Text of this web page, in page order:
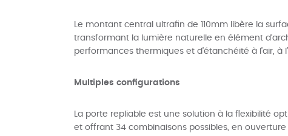
Le montant central ultrafin de 110mm libère la
transformant la lumière naturelle en élément
performances thermiques et d’étanchéité à l’air, à
Multiples configurations
La porte repliable est une solution à la flexibilité
et offrant 34 combinaisons possibles, en